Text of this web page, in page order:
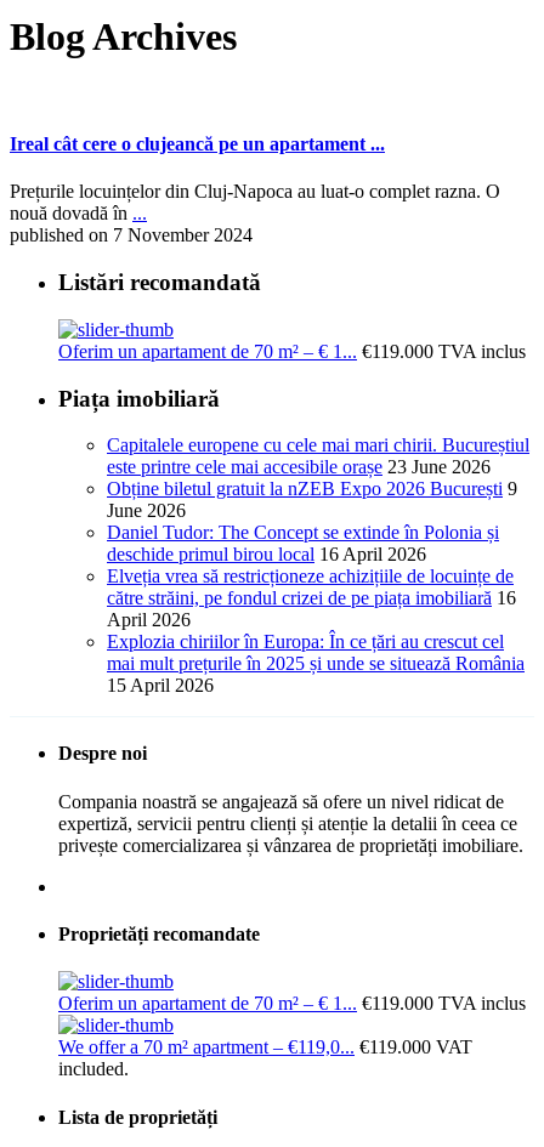
Blog Archives
Ireal cât cere o clujeancă pe un apartament ...
Prețurile locuințelor din Cluj-Napoca au luat-o complet razna. O
nouă dovadă în ...
published on 7 November 2024
Listări recomandată
Oferim un apartament de 70 m² – € 1... €119.000 TVA inclus
Piața imobiliară
Capitalele europene cu cele mai mari chirii. Bucureștiul
este printre cele mai accesibile orașe 23 June 2026
Obține biletul gratuit la nZEB Expo 2026 București 9
June 2026
Daniel Tudor: The Concept se extinde în Polonia și
deschide primul birou local 16 April 2026
Elveția vrea să restricționeze achizițiile de locuințe de
către străini, pe fondul crizei de pe piața imobiliară 16
April 2026
Explozia chiriilor în Europa: În ce țări au crescut cel
mai mult prețurile în 2025 și unde se situează România
15 April 2026
Despre noi
Compania noastră se angajează să ofere un nivel ridicat de
expertiză, servicii pentru clienți și atenție la detalii în ceea ce
privește comercializarea și vânzarea de proprietăți imobiliare.
Proprietăți recomandate
Oferim un apartament de 70 m² – € 1... €119.000 TVA inclus
We offer a 70 m² apartment – €119,0... €119.000 VAT
included.
Lista de proprietăți